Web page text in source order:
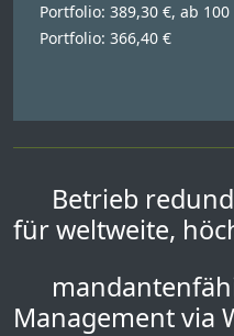
Portfolio: 389,30 €, ab
Portfolio: 366,40 €
Betrieb
für weltweite,
Management via